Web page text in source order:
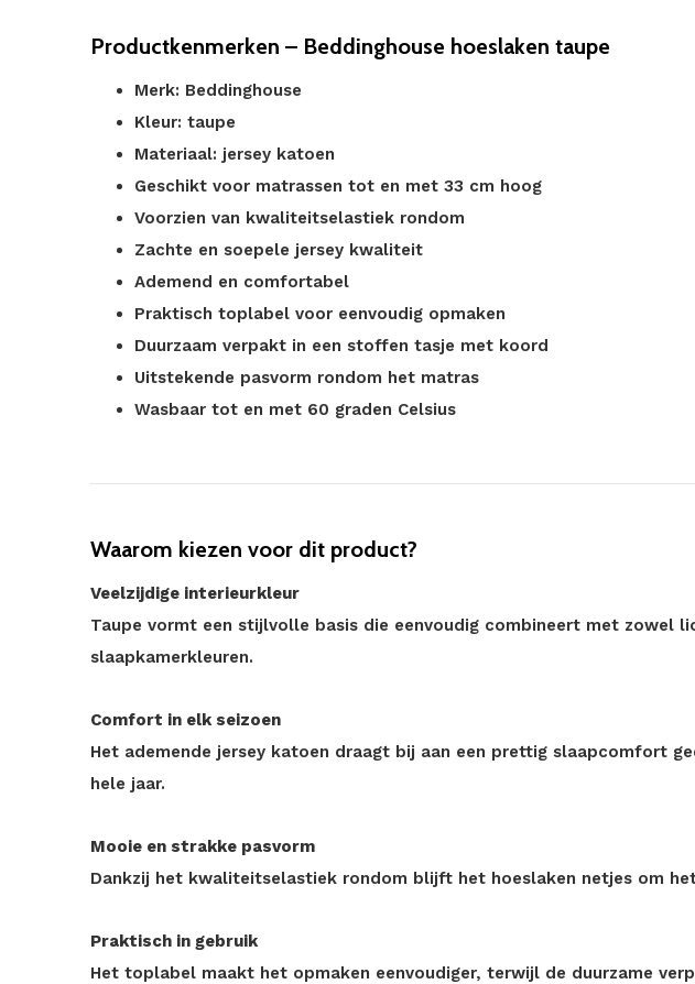
Productkenmerken – Beddinghouse hoeslaken taupe
Merk: Beddinghouse
Kleur: taupe
Materiaal: jersey katoen
Geschikt voor matrassen tot en met 33 cm hoog
Voorzien van kwaliteitselastiek rondom
Zachte en soepele jersey kwaliteit
Ademend en comfortabel
Praktisch toplabel voor eenvoudig opmaken
Duurzaam verpakt in een stoffen tasje met koord
Uitstekende pasvorm rondom het matras
Wasbaar tot en met 60 graden Celsius
Waarom kiezen voor dit product?
Veelzijdige interieurkleur
Taupe vormt een stijlvolle basis die eenvoudig combineert met zowel
slaapkamerkleuren.
Comfort in elk seizoen
Het ademende jersey katoen draagt bij aan een prettig slaapcomfort
hele jaar.
Mooie en strakke pasvorm
Dankzij het kwaliteitselastiek rondom blijft het hoeslaken netjes om
Praktisch in gebruik
Het toplabel maakt het opmaken eenvoudiger, terwijl de duurzame